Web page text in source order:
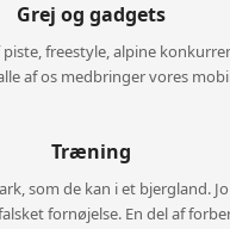
Grej og gadgets
freestyle, alpine
af os medbringer vores
Træning
som de kan i et bjergland.
fornøjelse. En del af